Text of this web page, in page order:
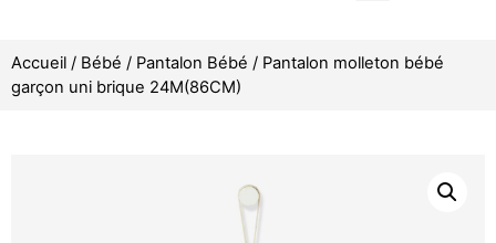
Accueil / Bébé / Pantalon Bébé / Pantalon molleton bébé
garçon uni brique 24M(86CM)